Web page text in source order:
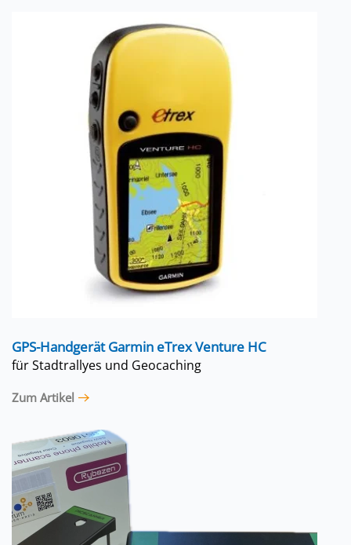
GPS-Handgerät Garmin eTrex Venture HC
für Stadtrallyes und Geocaching
Zum Artikel